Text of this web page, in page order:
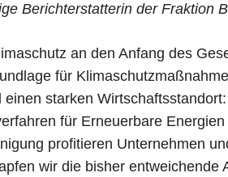
Berichterstatterin der Fraktion
an den Anfang des
für
starken
für Erneuerbare
profitieren Unternehmen
wir die bisher entweichende